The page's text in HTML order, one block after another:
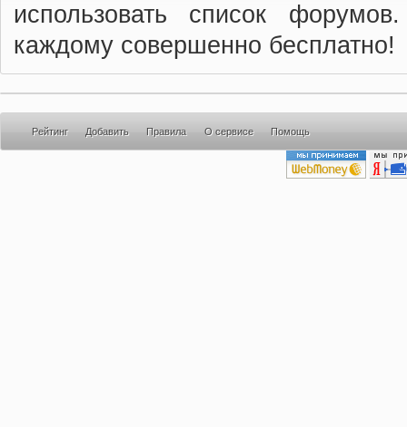
использовать список
каждому совершенно бесплатно!
Рейтинг Добавить Правила О сервисе Помощь